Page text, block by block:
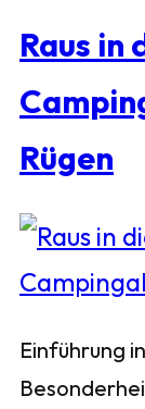
Raus in
Rügen
Einführung